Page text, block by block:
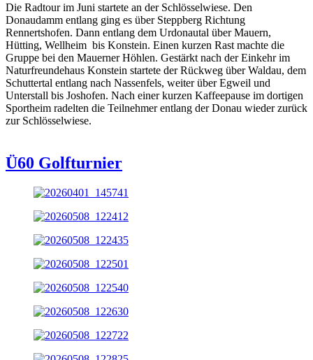
Die Radtour im Juni startete an der Schlösselwiese. Den
Donaudamm entlang ging es über Steppberg Richtung
Rennertshofen. Dann entlang dem Urdonautal über Mauern,
Hütting, Wellheim bis Konstein. Einen kurzen Rast machte die
Gruppe bei den Mauerner Höhlen. Gestärkt nach der Einkehr im
Naturfreundehaus Konstein startete der Rückweg über Waldau, dem
Schuttertal entlang nach Nassenfels, weiter über Egweil und
Unterstall bis Joshofen. Nach einer kurzen Kaffeepause im dortigen
Sportheim radelten die Teilnehmer entlang der Donau wieder zurück
zur Schlösselwiese.
Ü60 Golfturnier